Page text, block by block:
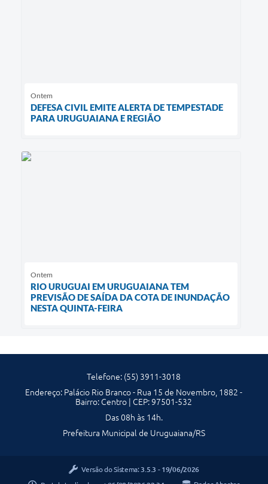
Ontem
DEFESA CIVIL EMITE ALERTA DE TEMPESTADE
PARA URUGUAIANA E REGIÃO
Ontem
RIO URUGUAI EM URUGUAIANA TEM
PREVISÃO DE SAÍDA DA COTA DE INUNDAÇÃO
NESTA QUINTA-FEIRA
Telefone: (55) 3911-3018
Endereço: Palácio Rio Branco - Rua 15 de Novembro, 1882 -
Bairro: Centro | CEP: 97501-532
Das 08h às 14h.
Prefeitura Municipal de Uruguaiana/RS
Versão do Sistema: 3.5.3 - 19/06/2026